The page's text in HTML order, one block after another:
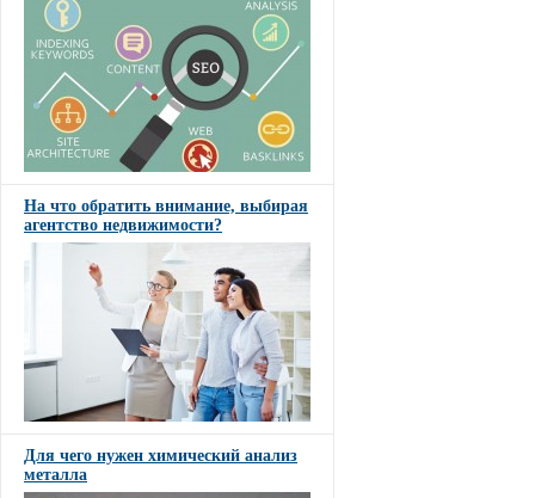
На что обратить внимание, выбирая
агентство недвижимости?
Для чего нужен химический анализ
металла